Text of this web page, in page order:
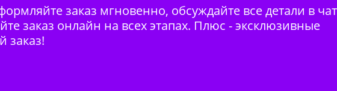
заказ мгновенно, обсуждайте все детали в
заказ онлайн на всех этапах. Плюс - эксклюзивные
заказ!